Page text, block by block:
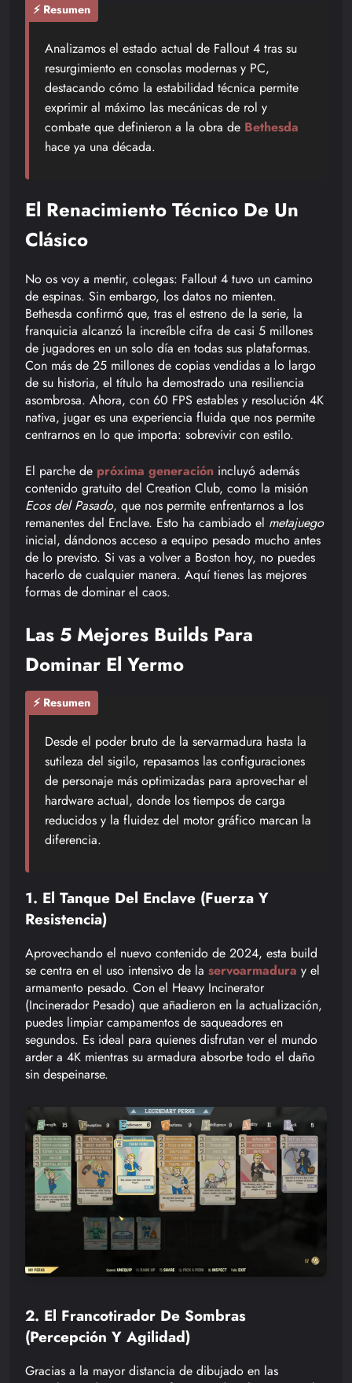
⚡ Resumen
Analizamos el estado actual de Fallout 4 tras su
resurgimiento en consolas modernas y PC,
destacando cómo la estabilidad técnica permite
exprimir al máximo las mecánicas de rol y
combate que definieron a la obra de Bethesda
hace ya una década.
El Renacimiento Técnico De Un
Clásico
No os voy a mentir, colegas: Fallout 4 tuvo un camino
de espinas. Sin embargo, los datos no mienten.
Bethesda confirmó que, tras el estreno de la serie, la
franquicia alcanzó la increíble cifra de casi 5 millones
de jugadores en un solo día en todas sus plataformas.
Con más de 25 millones de copias vendidas a lo largo
de su historia, el título ha demostrado una resiliencia
asombrosa. Ahora, con 60 FPS estables y resolución 4K
nativa, jugar es una experiencia fluida que nos permite
centrarnos en lo que importa: sobrevivir con estilo.
El parche de próxima generación incluyó además
contenido gratuito del Creation Club, como la misión
Ecos del Pasado, que nos permite enfrentarnos a los
remanentes del Enclave. Esto ha cambiado el metajuego
inicial, dándonos acceso a equipo pesado mucho antes
de lo previsto. Si vas a volver a Boston hoy, no puedes
hacerlo de cualquier manera. Aquí tienes las mejores
formas de dominar el caos.
Las 5 Mejores Builds Para
Dominar El Yermo
⚡ Resumen
Desde el poder bruto de la servarmadura hasta la
sutileza del sigilo, repasamos las configuraciones
de personaje más optimizadas para aprovechar el
hardware actual, donde los tiempos de carga
reducidos y la fluidez del motor gráfico marcan la
diferencia.
1. El Tanque Del Enclave (Fuerza Y
Resistencia)
Aprovechando el nuevo contenido de 2024, esta build
se centra en el uso intensivo de la servoarmadura y el
armamento pesado. Con el Heavy Incinerator
(Incinerador Pesado) que añadieron en la actualización,
puedes limpiar campamentos de saqueadores en
segundos. Es ideal para quienes disfrutan ver el mundo
arder a 4K mientras su armadura absorbe todo el daño
sin despeinarse.
2. El Francotirador De Sombras
(Percepción Y Agilidad)
Gracias a la mayor distancia de dibujado en las